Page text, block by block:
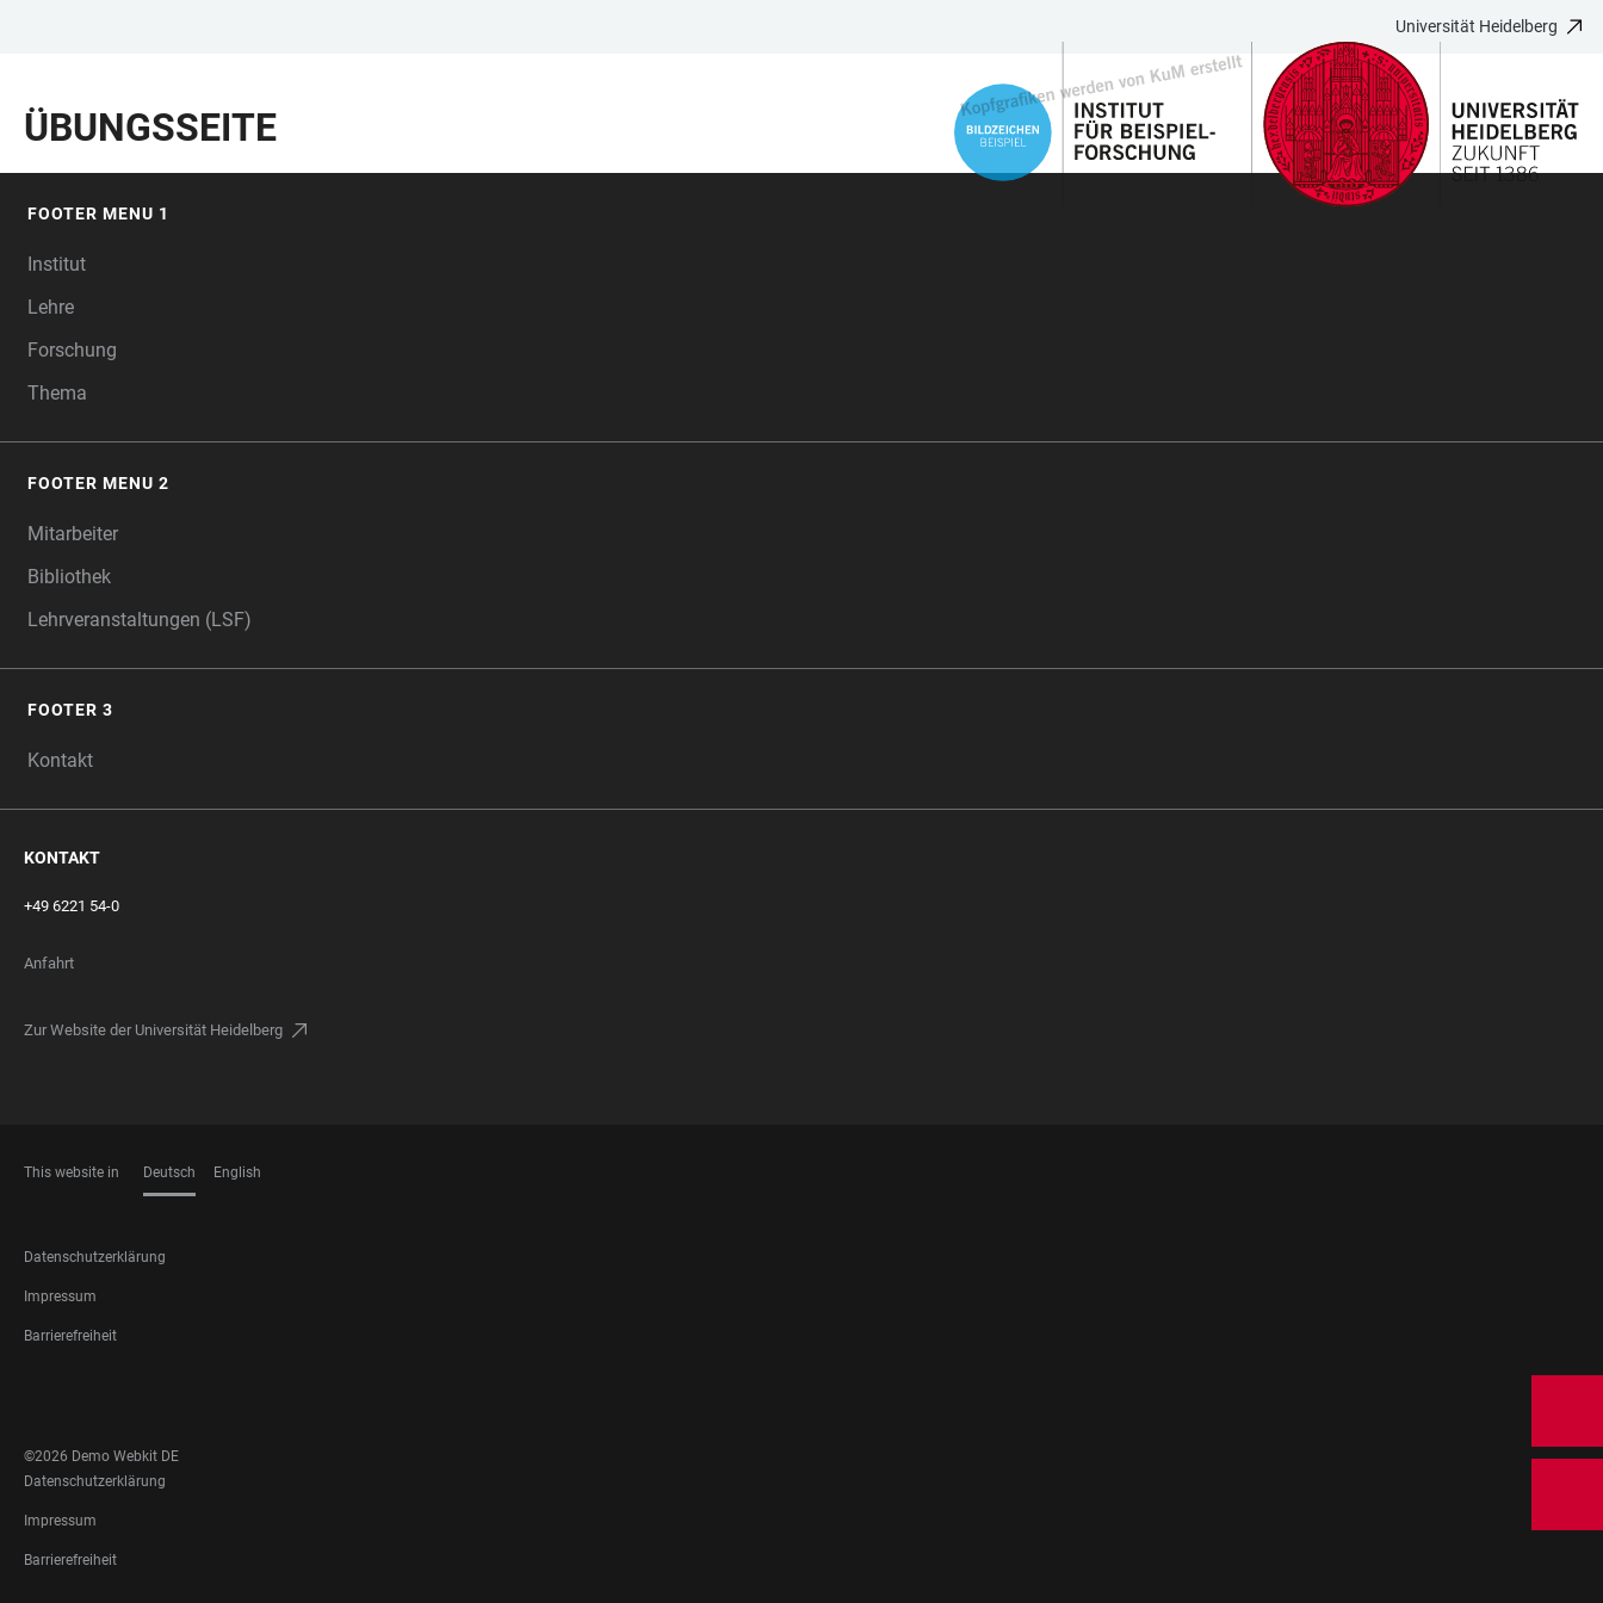
BARRIEREFREIHEIT
Universität Heidelberg
ÜBUNGSSEITE
FOOTER MENU 1
Institut
Lehre
Forschung
Thema
FOOTER MENU 2
Mitarbeiter
Bibliothek
Lehrveranstaltungen (LSF)
FOOTER 3
Kontakt
KONTAKT
+49 6221 54-0
Anfahrt
Zur Website der Universität Heidelberg
This website in Deutsch English
FOOTER
LEGAL
Datenschutzerklärung
Impressum
Barrierefreiheit
MEDIA
©2026 Demo Webkit DE
FOOTER
LEGAL
Datenschutzerklärung
Impressum
Barrierefreiheit